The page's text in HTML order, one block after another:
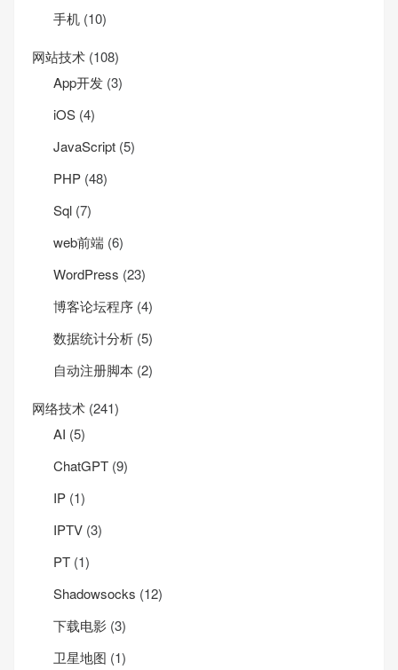
手机 (10)
网站技术 (108)
App开发 (3)
iOS (4)
JavaScript (5)
PHP (48)
Sql (7)
web前端 (6)
WordPress (23)
博客论坛程序 (4)
数据统计分析 (5)
自动注册脚本 (2)
网络技术 (241)
AI (5)
ChatGPT (9)
IP (1)
IPTV (3)
PT (1)
Shadowsocks (12)
下载电影 (3)
卫星地图 (1)